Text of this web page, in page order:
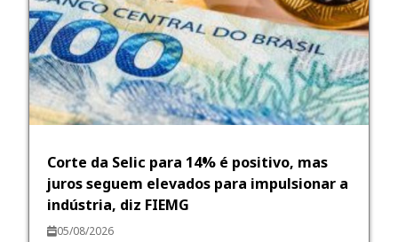
Corte da Selic para 14% é positivo, mas
juros seguem elevados para impulsionar a
indústria, diz FIEMG
05/08/2026